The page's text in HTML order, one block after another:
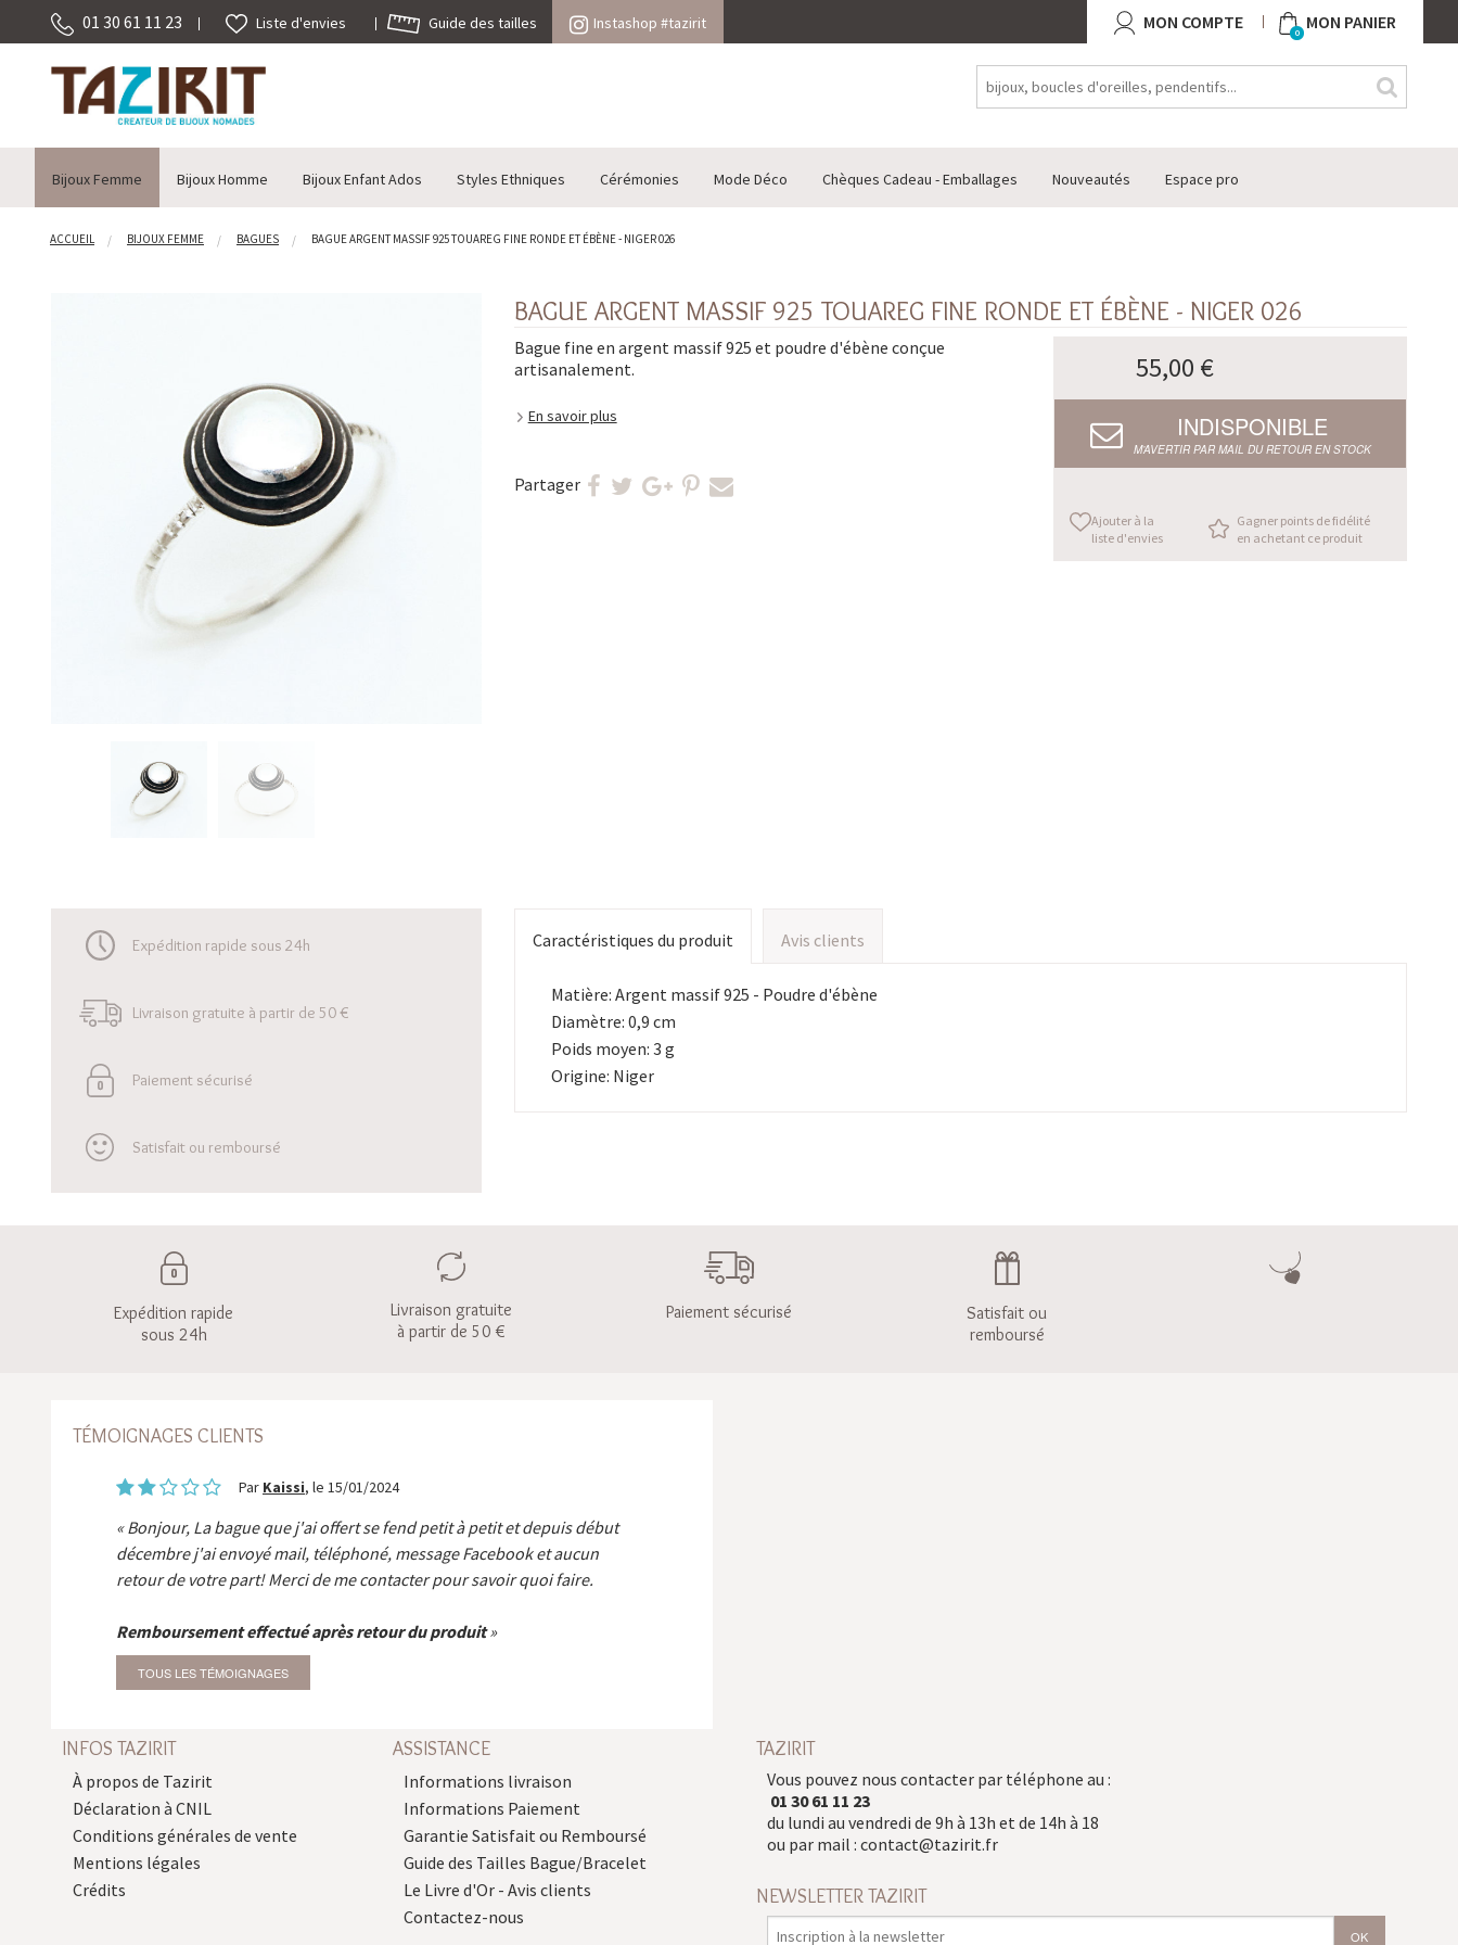
01 30 61 11 23 Liste d'envies Guide des tailles Instashop #tazirit MON COMPTE 0 MON PANIER
Bijoux Femme Bijoux Homme Bijoux Enfant Ados Styles Ethniques Cérémonies Mode Déco Chèques Cadeau - Emballages Nouveautés Espace pro
ACCUEIL BIJOUX FEMME BAGUES BAGUE ARGENT MASSIF 925 TOUAREG FINE RONDE ET ÉBÈNE - NIGER 026
BAGUE ARGENT MASSIF 925 TOUAREG FINE RONDE ET ÉBÈNE - NIGER 026
Bague fine en argent massif 925 et poudre d'ébène conçue
artisanalement.
En savoir plus
Partager
55,00 €
INDISPONIBLE
M’AVERTIR PAR MAIL DU RETOUR EN STOCK
Ajouter à la
liste d'envies
Gagner points de fidélité
en achetant ce produit
Expédition rapide sous 24h
Livraison gratuite à partir de 50 €
Paiement sécurisé
Satisfait ou remboursé
Caractéristiques du produit Avis clients
Matière: Argent massif 925 - Poudre d'ébène
Diamètre: 0,9 cm
Poids moyen: 3 g
Origine: Niger
Expédition rapide
sous 24h
Livraison gratuite
à partir de 50 €
Paiement sécurisé
Satisfait ou
remboursé
TÉMOIGNAGES CLIENTS
Par Kaissi, le 15/01/2024
Bonjour, La bague que j'ai offert se fend petit à petit et depuis début
décembre j'ai envoyé mail, téléphoné, message Facebook et aucun
retour de votre part! Merci de me contacter pour savoir quoi faire.
Remboursement effectué après retour du produit
TOUS LES TÉMOIGNAGES
INFOS TAZIRIT
À propos de Tazirit
Déclaration à CNIL
Conditions générales de vente
Mentions légales
Crédits
ASSISTANCE
Informations livraison
Informations Paiement
Garantie Satisfait ou Remboursé
Guide des Tailles Bague/Bracelet
Le Livre d'Or - Avis clients
Contactez-nous
TAZIRIT
Vous pouvez nous contacter par téléphone au :
01 30 61 11 23
du lundi au vendredi de 9h à 13h et de 14h à 18
ou par mail : contact@tazirit.fr
NEWSLETTER TAZIRIT